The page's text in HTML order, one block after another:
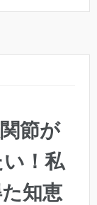
節が
！私
知恵